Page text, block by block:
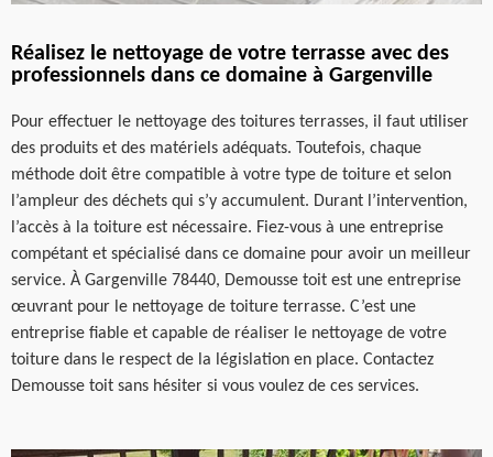
Réalisez le nettoyage de votre terrasse avec des
professionnels dans ce domaine à Gargenville
Pour effectuer le nettoyage des toitures terrasses, il faut utiliser
des produits et des matériels adéquats. Toutefois, chaque
méthode doit être compatible à votre type de toiture et selon
l’ampleur des déchets qui s’y accumulent. Durant l’intervention,
l’accès à la toiture est nécessaire. Fiez-vous à une entreprise
compétant et spécialisé dans ce domaine pour avoir un meilleur
service. À Gargenville 78440, Demousse toit est une entreprise
œuvrant pour le nettoyage de toiture terrasse. C’est une
entreprise fiable et capable de réaliser le nettoyage de votre
toiture dans le respect de la législation en place. Contactez
Demousse toit sans hésiter si vous voulez de ces services.